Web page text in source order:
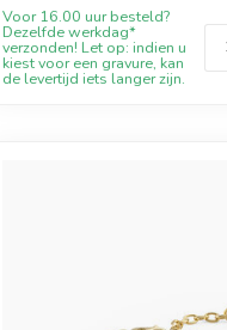
Voor 16.00 uur besteld?
Dezelfde werkdag*
verzonden! Let op: indien u
kiest voor een gravure, kan
de levertijd iets langer zijn.